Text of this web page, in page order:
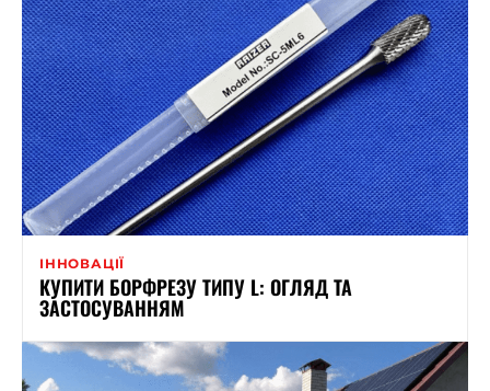
ІННОВАЦІЇ
КУПИТИ БОРФРЕЗУ ТИПУ L: ОГЛЯД ТА
ЗАСТОСУВАННЯМ